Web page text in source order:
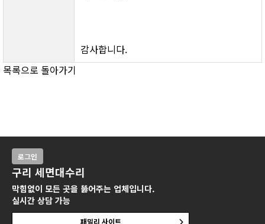
감사합니다.
목록으로 돌아가기
로그인
구리 세면대수리
막힘없이 모든 곳을 뚫어주는 업체입니다.
실시간 상담 가능
패밀리 사이트